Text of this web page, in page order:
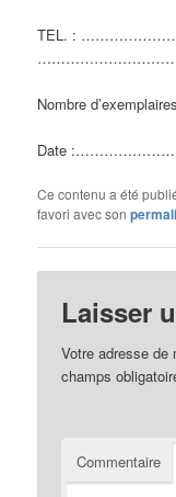
TEL. :
Nombre
Date
Ce contenu a été
favori avec son
Laisser
Votre adresse de
champs
Commentaire